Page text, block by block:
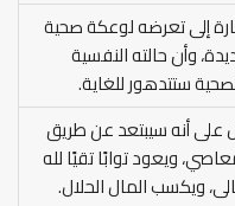
إلى تعرضه لوعكة صحية
وأن حالته النفسية
ستتدهور للغاية.
على أنه سيبتعد عن طريق
ويعود توابًا تقيًا لله
ويكسب المال الحلال.